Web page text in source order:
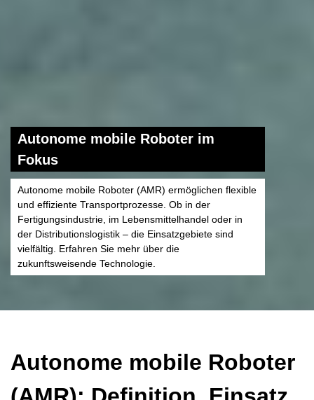
Autonome mobile Roboter im
Fokus
Autonome mobile Roboter (AMR) ermöglichen flexible
und effiziente Transportprozesse. Ob in der
Fertigungsindustrie, im Lebensmittelhandel oder in
der Distributionslogistik – die Einsatzgebiete sind
vielfältig. Erfahren Sie mehr über die
zukunftsweisende Technologie.
Autonome mobile Roboter